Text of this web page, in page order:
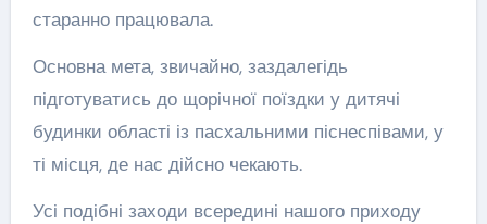
старанно працювала.
Основна мета, звичайно, заздалегідь
підготуватись до щорічної поїздки у дитячі
будинки області із пасхальними піснеспівами, у
ті місця, де нас дійсно чекають.
Усі подібні заходи всередині нашого приходу